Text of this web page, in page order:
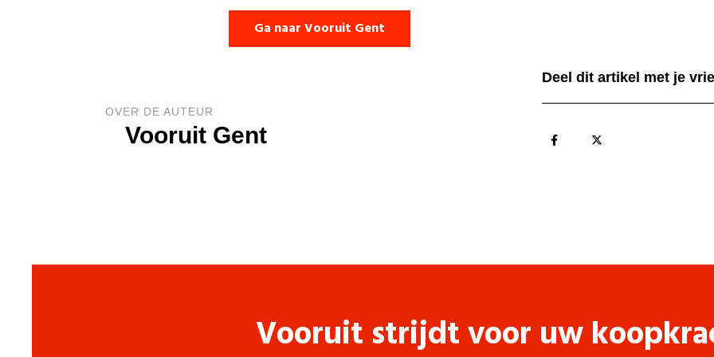
Ga naar Vooruit Gent
OVER DE AUTEUR
Vooruit Gent
Deel dit artikel met je
Vooruit strijdt voor uw